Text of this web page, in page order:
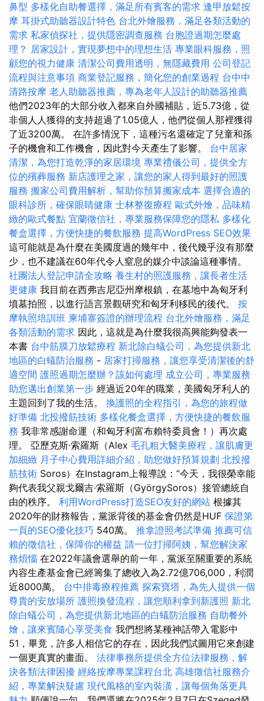
鼻型 多樣化自助餐選擇，滿足所有賓客的需求 逢甲放鬆按
摩 耳掛式助聽器設計特色 台北外燴服務，滿足各類活動的
需求 私家偵探社，提供隱密調查服務 台胞證過期怎麼處
理？ 居家設計，實現夢想中的理想生活 專業眼科服務，照
顧您的視力健康 清潔公司費用透明，無隱藏費用 公司登記
流程與注意事項 商業登記服務，簡化您的創業過程 台中中
清路按摩 老人助聽器推薦，專為老年人設計的助聽器推薦
他們2023年的大部分收入都來自外國補貼，近5.73億，從
非個人人獲得的支持超過了1.05億人，他們從個人那裡獲得
了近3200萬。 在許多情況下，這種污名還確定了兒童和孫
子的機會和工作機會，因此對今天產生了影響。 台中居家
清潔，為您打造乾淨的家居環境 專業禮儀公司，提供全方
位的殯葬服務 新店護理之家，讓您的家人得到最好的照護
服務 搬家公司費用解析，幫助你預算搬家成本 選擇合適的
眼科診所，確保眼睛健康 士林整復療程 歐式外燴，品味精
緻的歐式餐點 宜蘭徵信社，專業服務保障您的隱私 多樣化
餐盒選擇，方便快捷的餐飲服務 提高WordPress SEO效果
這可能就是為什麼在美國度過的幾年中，後代幾乎沒有那麼
少，也不建議在60年代令人窒息的媒介中談論這種事情。
社團法人登記申請全攻略 養生村的照護服務，讓長者生活
更健康 我目前在西弗吉尼亞州摩根鎮，在墓地中為匈牙利
墳墓拍照，以進行語言景觀研究和匈牙利移民的後代。 按
摩執照培訓班 柬埔寨簽證的辦理流程 台北外燴服務，滿足
各類活動的需求 因此，這就是為什麼我很高興能夠發表一
本書 台中筋膜刀放鬆療程 新北除白蟻公司，為您提供新北
地區的白蟻防治服務 - 居家打掃服務，讓您享受清潔後的舒
適空間 護照過期怎麼辦？該如何處理 成立公司，專業服務
助您邁出創業第一步 經過近20年的職業，美國匈牙利人的
主題回到了我的生活。 換護照的全程指引，為您的旅程做
好準備 北投撥筋技術 多樣化餐盒選擇，方便快捷的餐飲服
務 我非常感謝命運（和匈牙利富布賴特委員會！）再次處
理。 亞歷克斯·索羅斯（Alex 毛孔粗大醫美療程，讓肌膚更
加細緻 月子中心費用詳細介紹，助您做好預算規劃 北投撥
筋技術 Soros）在Instagram上報導說：“今天，我很榮幸能
夠代表我父親戈爾吉·索羅斯（GyörgySoros）接管總統自
由的秩序。 利用WordPress打造SEO友好的網站 根據其
2020年的財務報告，黨派背後的基金會仍然是HUF 保證第
一頁的SEO優化技巧 540萬。 推拿證照考試準備 推薦可信
賴的徵信社，保障你的權益 請一位打掃阿姨，幫您解決家
務煩惱 在2022年議會選舉的前一年，黨派至關重要的系統
內容生產基金會已經籌集了總收入為2.72億706,000，利潤
近8000萬。 台中排毒療程推薦 探索寶塔，為先人提供一個
尊貴的安放場所 護照換發流程，讓您順利拿到新護照 新北
除白蟻公司，為您提供新北地區的白蟻防治服務 自助餐外
燴，讓來賓隨心享受美食 我們想將某種神話帶入電影中
51，畢竟，許多人相信它的存在，因此我們試圖用它來創建
一個更真實的畫面。 法律事務所提供全方位法律服務，解
決各類法律困擾 經絡按摩專業課程台北 高雄徵信社服務介
紹，專業解決疑慮 現代風格的室內裝潢，讓每個角落更具